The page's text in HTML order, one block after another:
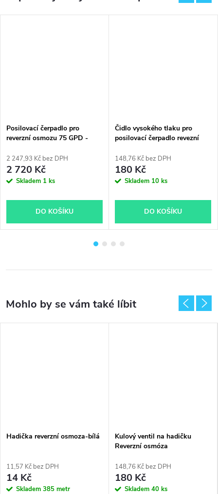
Posilovací čerpadlo pro
reverzní osmozu 75 GPD -
2 247,93 Kč bez DPH
2 720 Kč
Skladem 1 ks
DO KOŠÍKU
Čidlo vysokého tlaku pro
posilovací čerpadlo revezní
148,76 Kč bez DPH
180 Kč
Skladem 10 ks
DO KOŠÍKU
Hadička reverzní osmoza-bílá
11,57 Kč bez DPH
14 Kč
Skladem 385 metr
Kulový ventil na hadičku
Reverzní osmóza
148,76 Kč bez DPH
180 Kč
Skladem 40 ks